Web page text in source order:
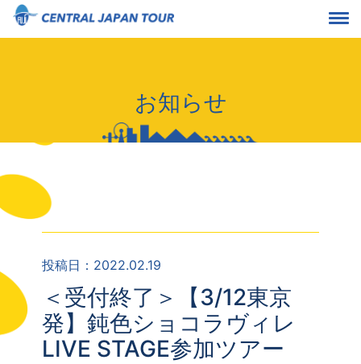
お知らせ
投稿日：2022.02.19
＜受付終了＞【3/12東京
発】鈍色ショコラヴィレ
LIVE STAGE参加ツアー